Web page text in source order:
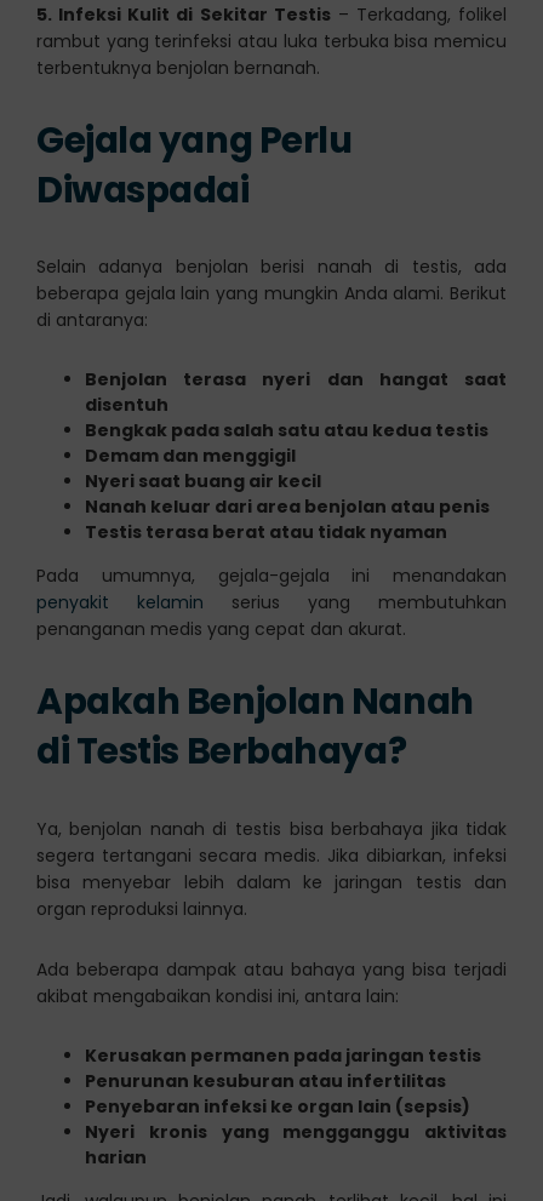
5. Infeksi Kulit di Sekitar Testis– Terkadang, folikel
rambut yang terinfeksi atau luka terbuka bisa memicu
terbentuknya benjolan bernanah.
Gejala yang Perlu
Diwaspadai
Selain adanya benjolan berisi nanah di testis, ada
beberapa gejala lain yang mungkin Anda alami. Berikut
di antaranya:
Benjolan terasa nyeri dan hangat saat
disentuh
Bengkak pada salah satu atau kedua testis
Demam dan menggigil
Nyeri saat buang air kecil
Nanah keluar dari area benjolan atau penis
Testis terasa berat atau tidak nyaman
Pada umumnya, gejala-gejala ini menandakan
penyakit kelamin serius yang membutuhkan
penanganan medis yang cepat dan akurat.
Apakah Benjolan Nanah
di Testis Berbahaya?
Ya, benjolan nanah di testis bisa berbahaya jika tidak
segera tertangani secara medis. Jika dibiarkan, infeksi
bisa menyebar lebih dalam ke jaringan testis dan
organ reproduksi lainnya.
Ada beberapa dampak atau bahaya yang bisa terjadi
akibat mengabaikan kondisi ini, antara lain:
Kerusakan permanen pada jaringan testis
Penurunan kesuburan atau infertilitas
Penyebaran infeksi ke organ lain (sepsis)
Nyeri kronis yang mengganggu aktivitas
harian